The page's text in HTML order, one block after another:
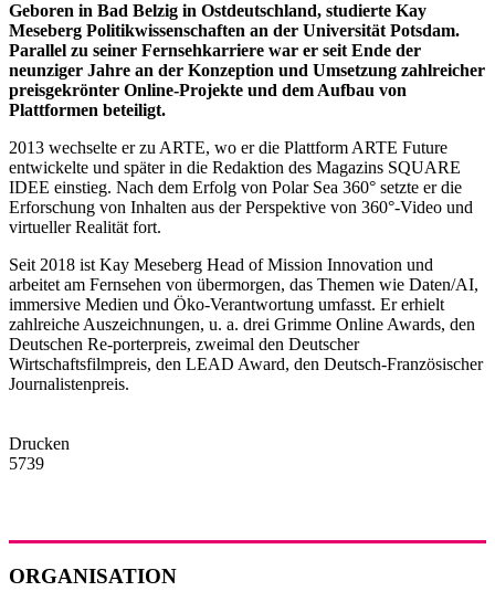
Geboren in Bad Belzig in Ostdeutschland, studierte Kay
Meseberg Politikwissenschaften an der Universität Potsdam.
Parallel zu seiner Fernsehkarriere war er seit Ende der
neunziger Jahre an der Konzeption und Umsetzung zahlreicher
preisgekrönter Online-Projekte und dem Aufbau von
Plattformen beteiligt.
2013 wechselte er zu ARTE, wo er die Plattform ARTE Future
entwickelte und später in die Redaktion des Magazins SQUARE
IDEE einstieg. Nach dem Erfolg von Polar Sea 360° setzte er die
Erforschung von Inhalten aus der Perspektive von 360°-Video und
virtueller Realität fort.
Seit 2018 ist Kay Meseberg Head of Mission Innovation und
arbeitet am Fernsehen von übermorgen, das Themen wie Daten/AI,
immersive Medien und Öko-Verantwortung umfasst. Er erhielt
zahlreiche Auszeichnungen, u. a. drei Grimme Online Awards, den
Deutschen Re-porterpreis, zweimal den Deutscher
Wirtschaftsfilmpreis, den LEAD Award, den Deutsch-Französischer
Journalistenpreis.
Drucken
5739
ORGANISATION